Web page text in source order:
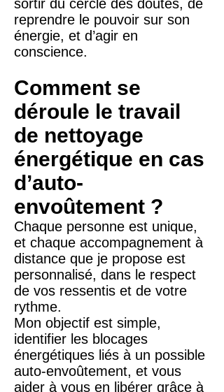
sortir du cercle des doutes, de
reprendre le pouvoir sur son
énergie, et d’agir en
conscience.
Comment se
déroule le travail
de nettoyage
énergétique en cas
d’auto-
envoûtement ?
Chaque personne est unique,
et chaque accompagnement à
distance que je propose est
personnalisé, dans le respect
de vos ressentis et de votre
rythme.
Mon objectif est simple,
identifier les blocages
énergétiques liés à un possible
auto-envoûtement, et vous
aider à vous en libérer grâce à